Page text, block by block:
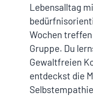
Lebensalltag
Wochen
Gruppe. Du
Gewaltfreien
entdeckst die